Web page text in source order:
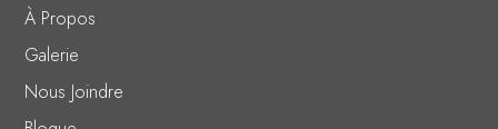
À Propos
Galerie
Nous Joindre